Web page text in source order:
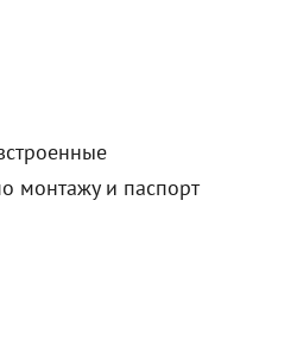
монтажу и паспорт